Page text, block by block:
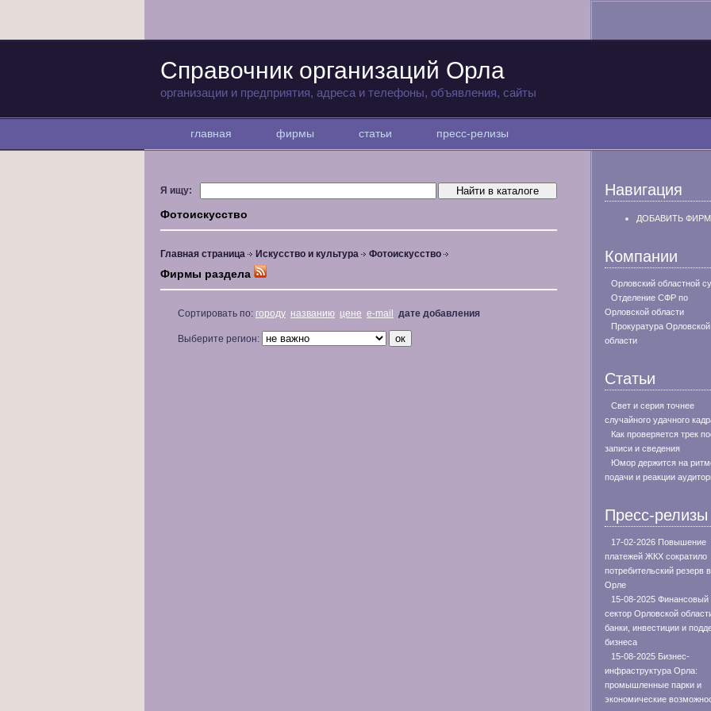
Справочник организаций Орла
организации и предприятия, адреса и телефоны, объявления, сайты
главная фирмы статьи пресс-релизы
Я ищу:
Фотоискусство
Главная страница Искусство и культура Фотоискусство
Фирмы раздела
Сортировать по: городу названию цене e-mail дате добавления
Выберите регион:
Навигация
ДОБАВИТЬ
Компании
Орловский областной
Отделение СФР по
Орловской области
Прокуратура Орловской
области
Статьи
Свет и серия точнее
случайного удачного
Как проверяется трек
записи и сведения
Юмор держится на
подачи и реакции
Пресс-релизы
17-02-2026 Повышение
платежей ЖКХ сократило
потребительский резерв в
Орле
15-08-2025 Финансовый
сектор Орловской
банки, инвестиции и
бизнеса
15-08-2025 Бизнес-
инфраструктура Орла:
промышленные парки и
экономические